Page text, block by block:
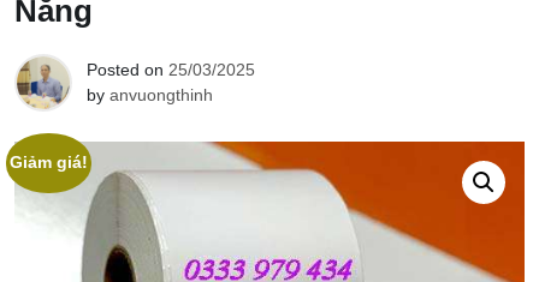
Nẵng
Posted on 25/03/2025
by anvuongthinh
Giảm giá!